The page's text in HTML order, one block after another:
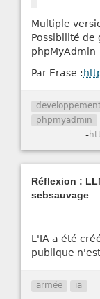
Multiple
Possibilité de
phpMyAdmin
Par Erase :
phpmyadmin
-
Réflexion :
sebsauvage
L'IA a été
publique
armée ia